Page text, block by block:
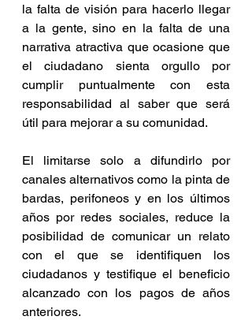
la falta de visión para hacerlo llegar
a la gente, sino en la falta de una
narrativa atractiva que ocasione que
el ciudadano sienta orgullo por
cumplir puntualmente con esta
responsabilidad al saber que será
útil para mejorar a su comunidad.
El limitarse solo a difundirlo por
canales alternativos como la pinta de
bardas, perifoneos y en los últimos
años por redes sociales, reduce la
posibilidad de comunicar un relato
con el que se identifiquen los
ciudadanos y testifique el beneficio
alcanzado con los pagos de años
anteriores.